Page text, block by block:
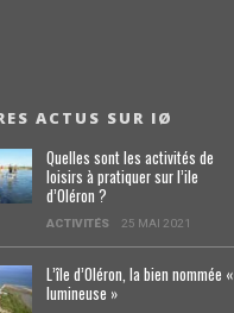
ACTUS SUR IØ
Quelles sont les activités de
loisirs à pratiquer sur l’ile
d’Oléron ?
ACTIVITÉS 25 MAI 2021
L’île d’Oléron, la bien nommée «
lumineuse »